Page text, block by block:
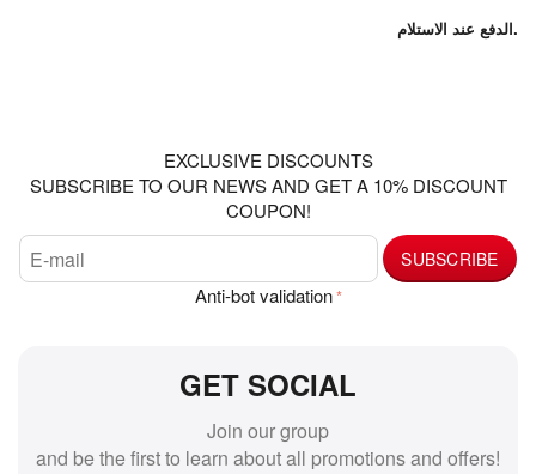
الدفع عند الاستلام.
EXCLUSIVE DISCOUNTS
SUBSCRIBE TO OUR NEWS AND GET A 10% DISCOUNT
COUPON!
SUBSCRIBE
Anti-bot validation
GET SOCIAL
Join our group
and be the first to learn about all promotions and offers!